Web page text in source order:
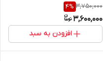
3,750,000
4%
3,600,000
افزودن به سبد